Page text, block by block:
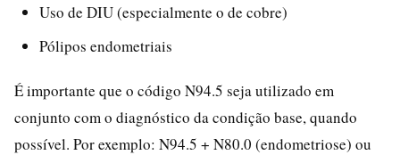
Uso de DIU (especialmente o de cobre)
Pólipos endometriais
É importante que o código N94.5 seja utilizado em
conjunto com o diagnóstico da condição base, quando
possível. Por exemplo: N94.5 + N80.0 (endometriose) ou